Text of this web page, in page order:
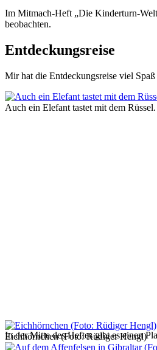
Im Mitmach-Heft „Die Kinderturn-
beobachten.
Entdeckungsreise
Mir hat die Entdeckungsreise viel
Auch ein Elefant tastet mit dem
Eichhörnchen (Foto: Rüdiger Hengl)
In der Mitte des Heftes gibt es einen